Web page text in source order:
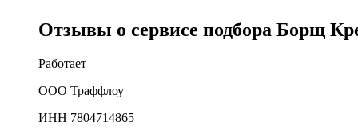
Отзывы о сервисе подбора Борщ
Работает
ООО Траффлоу
ИНН 7804714865